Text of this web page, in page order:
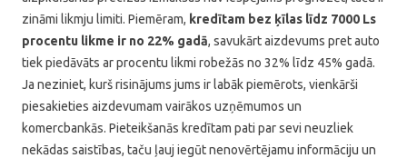
zināmi likmju limiti. Piemēram, kredītam bez ķīlas līdz 7000 Ls
procentu likme ir no 22% gadā, savukārt aizdevums pret auto
tiek piedāvāts ar procentu likmi robežās no 32% līdz 45% gadā.
Ja neziniet, kurš risinājums jums ir labāk piemērots, vienkārši
piesakieties aizdevumam vairākos uzņēmumos un
komercbankās. Pieteikšanās kredītam pati par sevi neuzliek
nekādas saistības, taču ļauj iegūt nenovērtējamu informāciju un